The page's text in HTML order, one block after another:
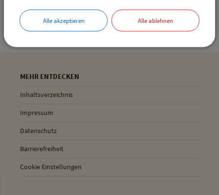
Geltinger Str. 18
85652 Pliening
MEHR ENTDECKEN
Inhaltsverzeichnis
Impressum
Datenschutz
Barrierefreiheit
Cookie Einstellungen
Alle akzeptieren Alle ablehnen